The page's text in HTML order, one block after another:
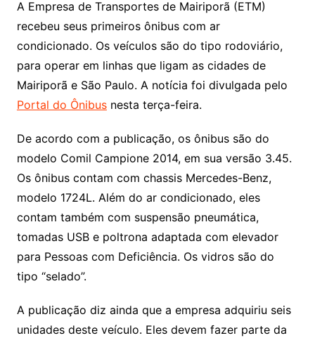
A Empresa de Transportes de Mairiporã (ETM)
recebeu seus primeiros ônibus com ar
condicionado. Os veículos são do tipo rodoviário,
para operar em linhas que ligam as cidades de
Mairiporã e São Paulo. A notícia foi divulgada pelo
Portal do Ônibusnesta terça-feira.
De acordo com a publicação, os ônibus são do
modelo Comil Campione 2014, em sua versão 3.45.
Os ônibus contam com chassis Mercedes-Benz,
modelo 1724L. Além do ar condicionado, eles
contam também com suspensão pneumática,
tomadas USB e poltrona adaptada com elevador
para Pessoas com Deficiência. Os vidros são do
tipo “selado”.
A publicação diz ainda que a empresa adquiriu seis
unidades deste veículo. Eles devem fazer parte da